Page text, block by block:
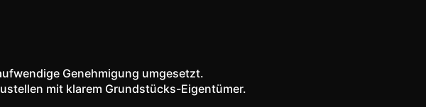
Genehmigung umgesetzt.
mit klarem Grundstücks-Eigentümer.